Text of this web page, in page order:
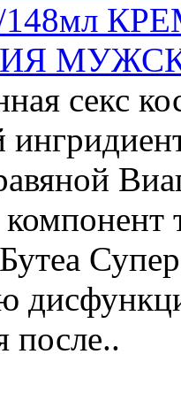
148мл
секс
после..